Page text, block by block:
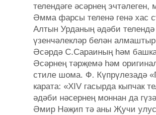
телендәге әсәрнең
Әмма фарсы теленә генә хас
Алтын Урданың әдәби телендә
үзенчәлекләр белән
Әсәрдә С.Сараиның һәм
Әсәрнең тәрҗемә һәм
стиле шома. Ф. Күпрүлезадә
карата: «XIV гасырда кыпчак
әдәби нәсернең моннан да
Әмир Нәҗип тә аны Җучи